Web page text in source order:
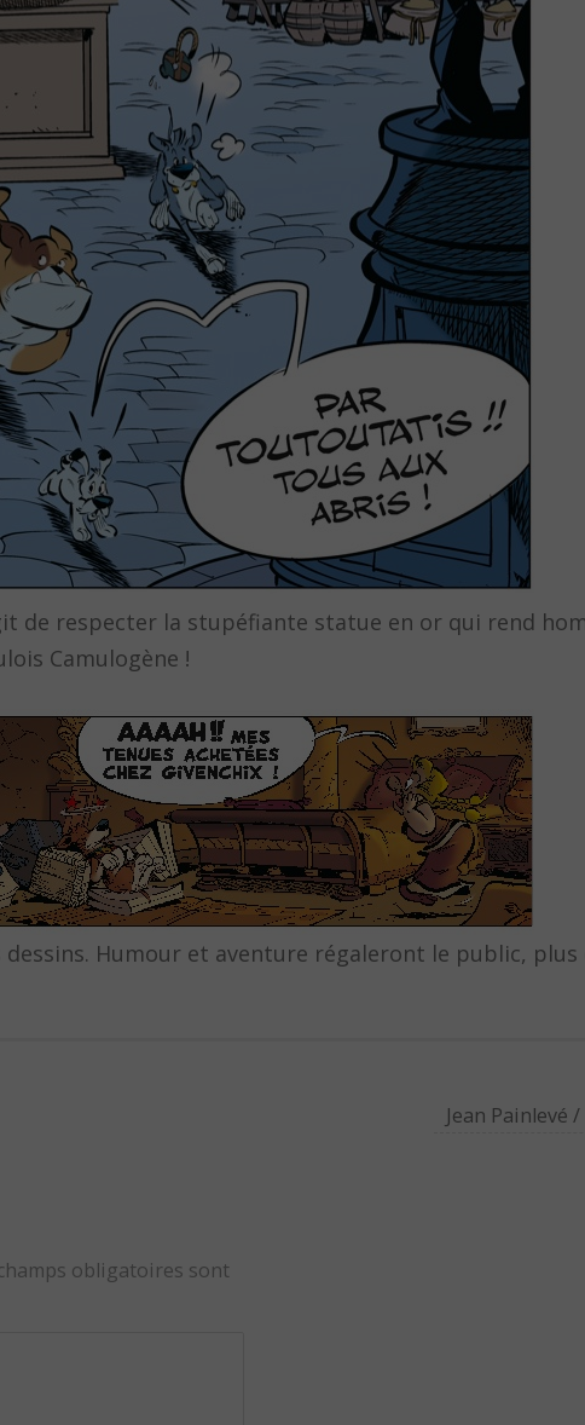
de respecter la stupéfiante statue en or qui rend
Camulogène !
Humour et aventure régaleront le public, plus
Jean Painlevé
obligatoires sont